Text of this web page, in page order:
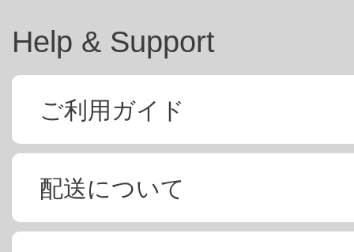
Help & Support
ご利用ガイド
配送について